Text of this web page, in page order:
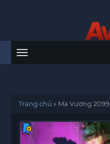
Menu
Trang chủ » Ma Vương 2099